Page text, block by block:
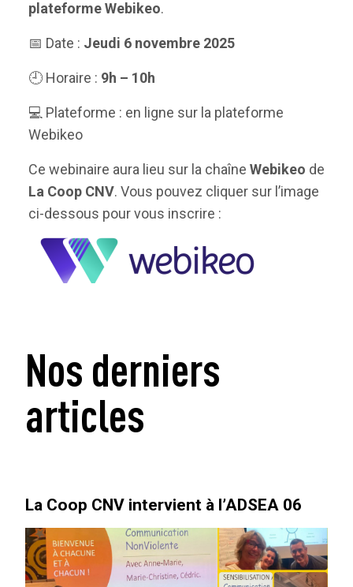
plateforme Webikeo.
📅 Date : Jeudi 6 novembre 2025
🕘 Horaire : 9h – 10h
💻 Plateforme : en ligne sur la plateforme
Webikeo
Ce webinaire aura lieu sur la chaîne Webikeo de
La Coop CNV. Vous pouvez cliquer sur l’image
ci-dessous pour vous inscrire :
Nos derniers
articles
La Coop CNV intervient à l’ADSEA 06